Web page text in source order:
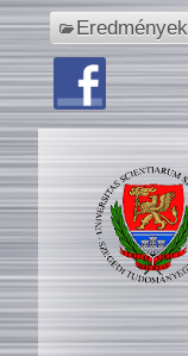
Eredmények